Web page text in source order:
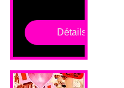
Détails